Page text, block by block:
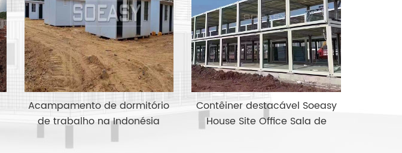
Acampamento de dormitório
de trabalho na Indonésia
Contêiner destacável Soeasy
House Site Office Sala de